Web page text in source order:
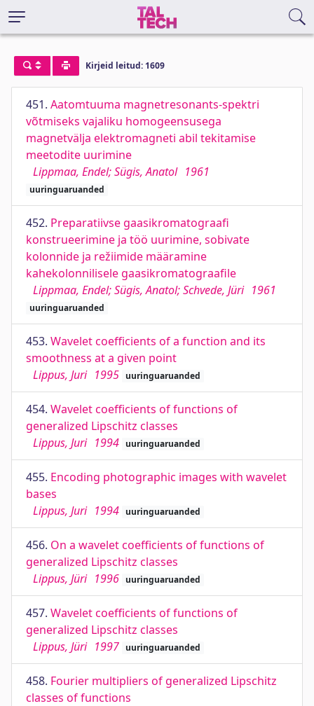
Kirjeid leitud: 1609
451. Aatomtuuma magnetresonants-spektri
võtmiseks vajaliku homogeensusega
magnetvälja elektromagneti abil tekitamise
meetodite uurimine
Lippmaa, Endel; Sügis, Anatol 1961
uuringuaruanded
452. Preparatiivse gaasikromatograafi
konstrueerimine ja töö uurimine, sobivate
kolonnide ja režiimide määramine
kahekolonnilisele gaasikromatograafile
Lippmaa, Endel; Sügis, Anatol; Schvede, Jüri 1961
uuringuaruanded
453. Wavelet coefficients of a function and its
smoothness at a given point
Lippus, Juri 1995 uuringuaruanded
454. Wavelet coefficients of functions of
generalized Lipschitz classes
Lippus, Juri 1994 uuringuaruanded
455. Encoding photographic images with wavelet
bases
Lippus, Juri 1994 uuringuaruanded
456. On a wavelet coefficients of functions of
generalized Lipschitz classes
Lippus, Jüri 1996 uuringuaruanded
457. Wavelet coefficients of functions of
generalized Lipschitz classes
Lippus, Jüri 1997 uuringuaruanded
458. Fourier multipliers of generalized Lipschitz
classes of functions